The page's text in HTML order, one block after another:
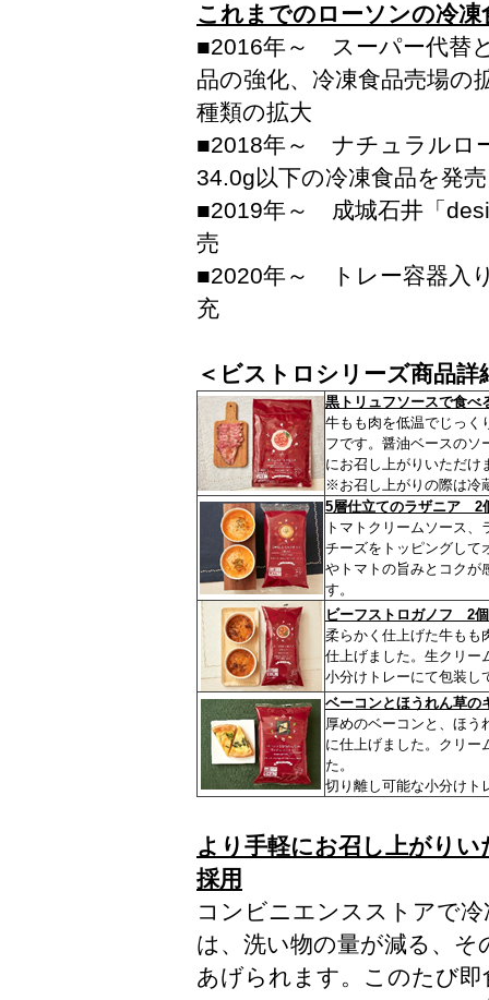
これまでのローソンの冷凍
■2016年～ スーパー代替
品の強化、冷凍食品売場の
種類の拡大
■2018年～ ナチュラルロ
34.0g以下の冷凍食品を発売
■2019年～ 成城石井「
売
■2020年～ トレー容器入
充
＜ビストロシリーズ商品詳
黒トリュフソースで食
牛もも肉を低温でじっく
フです。醤油ベースのソ
にお召し上がりいただけ
※お召し上がりの際は冷
5層仕立てのラザニア 2
トマトクリームソース
チーズをトッピングして
やトマトの旨みとコクが
す。
ビーフストロガノフ 2
柔らかく仕上げた牛もも
仕上げました。生クリー
小分けトレーにて包装し
ベーコンとほうれん草
厚めのベーコンと、ほう
に仕上げました。クリー
た。
切り離し可能な小分けト
より手軽にお召し上がり
採用
コンビニエンスストアで
は、洗い物の量が減る、そ
あげられます。このたび